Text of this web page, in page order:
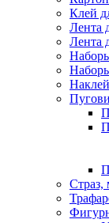
Клей
Лента
Лента
Страз,